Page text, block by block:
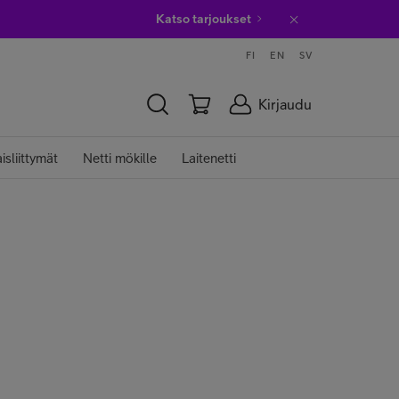
Katso tarjoukset
FI EN SV
Kirjaudu
Netti mökille Laitenetti